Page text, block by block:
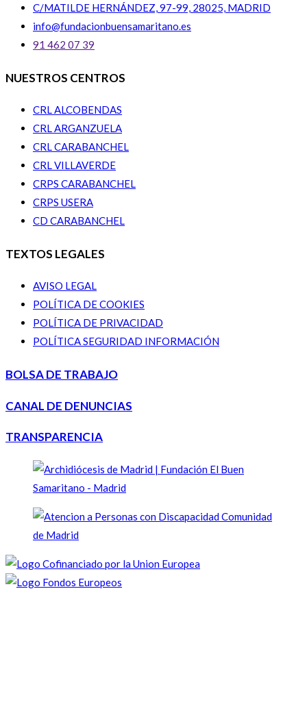
C/MATILDE HERNÁNDEZ, 97-99, 28025, MADRID
info@fundacionbuensamaritano.es
91 462 07 39
NUESTROS CENTROS
CRL ALCOBENDAS
CRL ARGANZUELA
CRL CARABANCHEL
CRL VILLAVERDE
CRPS CARABANCHEL
CRPS USERA
CD CARABANCHEL
TEXTOS LEGALES
AVISO LEGAL
POLÍTICA DE COOKIES
POLÍTICA DE PRIVACIDAD
POLÍTICA SEGURIDAD INFORMACIÓN
BOLSA DE TRABAJO
CANAL DE DENUNCIAS
TRANSPARENCIA